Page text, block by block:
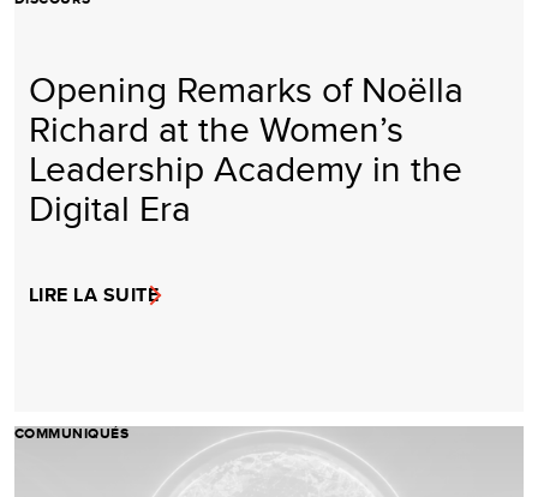
Opening Remarks of Noëlla
Richard at the Women’s
Leadership Academy in the
Digital Era
LIRE LA SUITE
COMMUNIQUÉS